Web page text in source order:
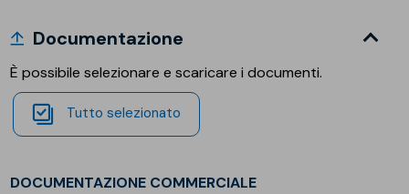
Documentazione
È possibile selezionare e scaricare i documenti.
Tutto selezionato
DOCUMENTAZIONE COMMERCIALE